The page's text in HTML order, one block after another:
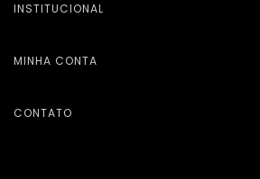
INSTITUCIONAL
MINHA CONTA
CONTATO